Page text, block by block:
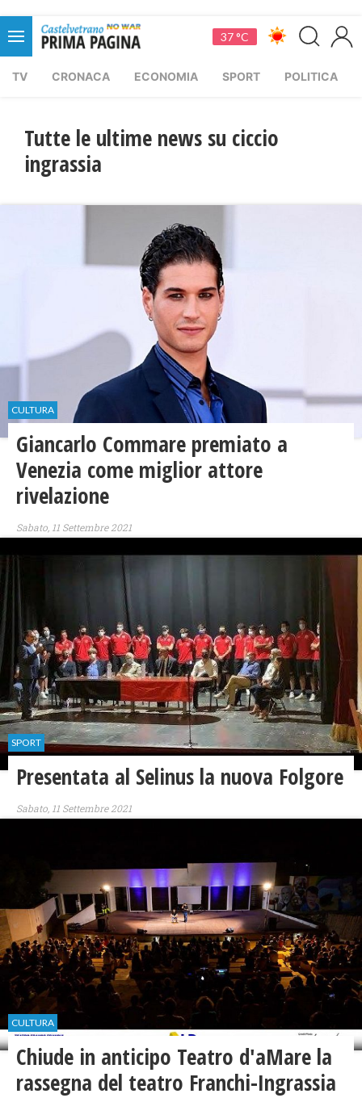
37 °C
TV CRONACA ECONOMIA SPORT POLITICA
Tutte le ultime news su ciccio
ingrassia
CULTURA
Giancarlo Commare premiato a
Venezia come miglior attore
rivelazione
Sabato, 11 Settembre 2021
SPORT
Presentata al Selinus la nuova Folgore
Sabato, 11 Settembre 2021
CULTURA
Chiude in anticipo Teatro d'aMare la
rassegna del teatro Franchi-Ingrassia